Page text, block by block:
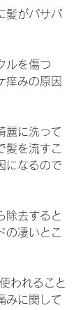
髪がパサパ
ルを傷つ
痒みの原因
麗に洗って
髪を流すこ
になるので
除去すると
の凄いとこ
みに関して